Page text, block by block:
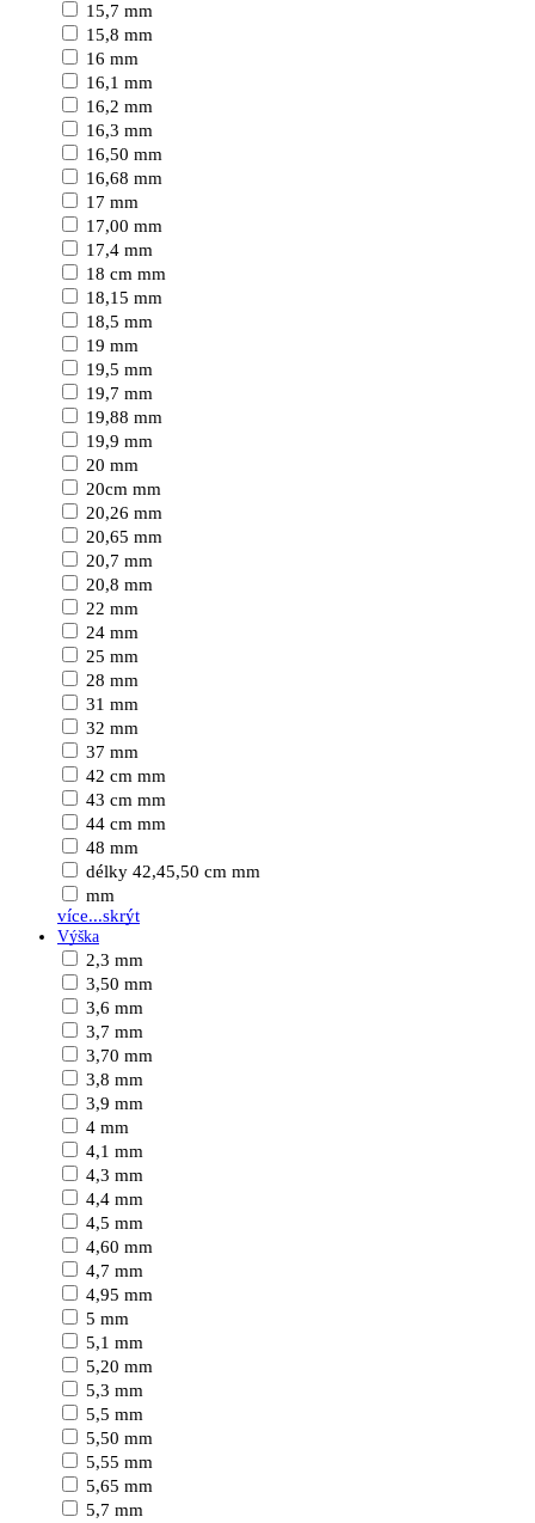
15,7 mm
15,8 mm
16 mm
16,1 mm
16,2 mm
16,3 mm
16,50 mm
16,68 mm
17 mm
17,00 mm
17,4 mm
18 cm mm
18,15 mm
18,5 mm
19 mm
19,5 mm
19,7 mm
19,88 mm
19,9 mm
20 mm
20cm mm
20,26 mm
20,65 mm
20,7 mm
20,8 mm
22 mm
24 mm
25 mm
28 mm
31 mm
32 mm
37 mm
42 cm mm
43 cm mm
44 cm mm
48 mm
délky 42,45,50 cm mm
mm
více...skrýt
Výška
2,3 mm
3,50 mm
3,6 mm
3,7 mm
3,70 mm
3,8 mm
3,9 mm
4 mm
4,1 mm
4,3 mm
4,4 mm
4,5 mm
4,60 mm
4,7 mm
4,95 mm
5 mm
5,1 mm
5,20 mm
5,3 mm
5,5 mm
5,50 mm
5,55 mm
5,65 mm
5,7 mm